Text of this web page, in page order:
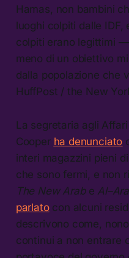
Hamas, non bambini
luoghi colpiti dalle
colpiti erano legittimi
meno di un obiettivo
dalla popolazione che
HuffPost / the New
La segretaria agli
Cooper ha denunciato
interi magazzini pieni
che sono fermi, e non
The New Arab e
parlatocon alcuni
descrivono come,
continui a non entrare